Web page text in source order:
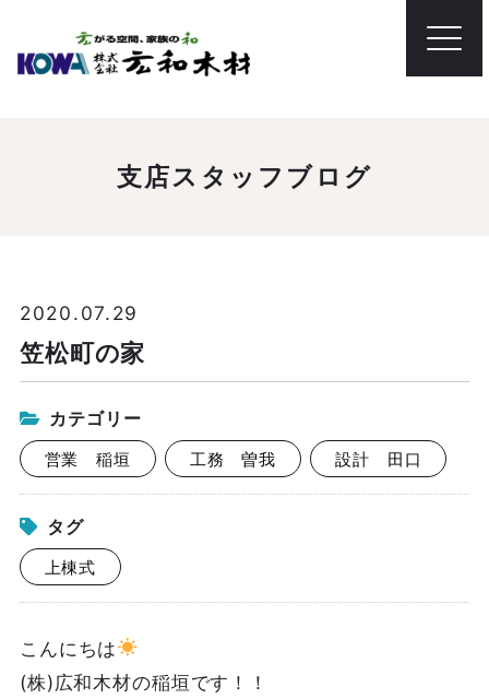
支店スタッフブログ
2020.07.29
笠松町の家
カテゴリー
営業 稲垣 工務 曽我 設計 田口
タグ
上棟式
こんにちは
(株)広和木材の稲垣です！！